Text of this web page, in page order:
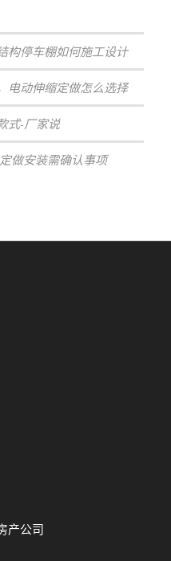
构停车棚如何施工设计
电动伸缩定做怎么选择
式-厂家说
做安装需确认事项
产公司